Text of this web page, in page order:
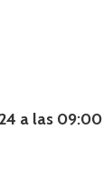
a las 09:00